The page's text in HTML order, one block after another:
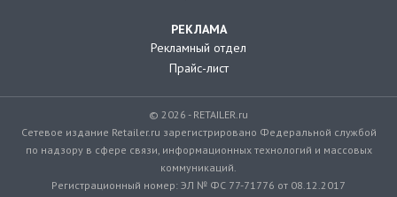
РЕКЛАМА
Рекламный отдел
Прайс-лист
© 2026 - RETAILER.ru
Сетевое издание Retailer.ru зарегистрировано Федеральной службой
по надзору в сфере связи, информационных технологий и массовых
коммуникаций.
Регистрационный номер: ЭЛ № ФС 77-71776 от 08.12.2017